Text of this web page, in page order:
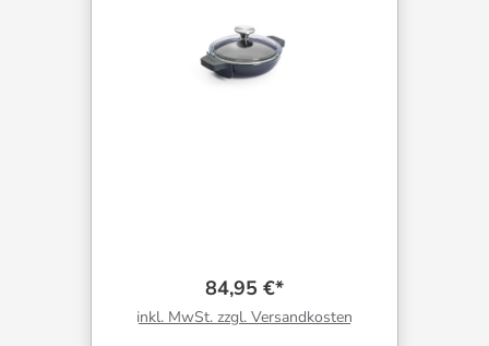
84,95 €*
inkl. MwSt. zzgl. Versandkosten